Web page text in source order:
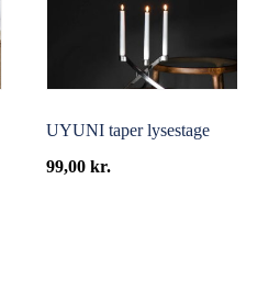
UYUNI taper lysestage
99,00kr.